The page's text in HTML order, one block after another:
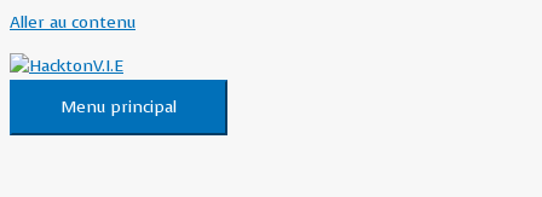
Aller au contenu
Menu principal